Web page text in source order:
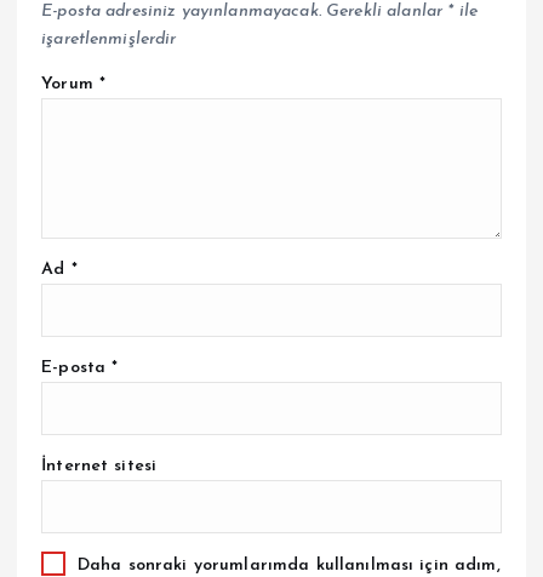
E-posta adresiniz yayınlanmayacak. Gerekli alanlar *ile
işaretlenmişlerdir
Yorum *
Ad *
E-posta*
İnternet sitesi
Daha sonraki yorumlarımda kullanılması için adım,